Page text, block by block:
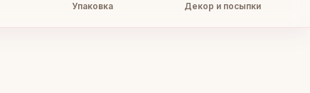
Упаковка Декор и посыпки